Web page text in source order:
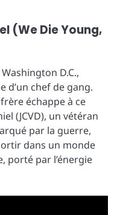
(We Die Young,
D.C.,
d’un chef de gang.
échappe à ce
(JCVD), un vétéran
par la guerre,
dans un monde
porté par l’énergie